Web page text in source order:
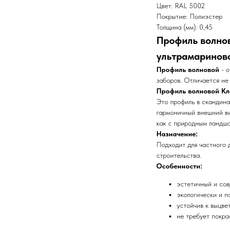
Цвет: RAL 5002
Покрытие: Полиэстер
Толщина (мм): 0,45
Профиль
Профиль волновой -
заборов. Отличается
Профиль волновой
Это профиль в
гармоничный внешний
как с природным
Назначение:
Подходит для частного
строительства.
Особенности:
эстетичный и
экологически и
устойчив к
не требует